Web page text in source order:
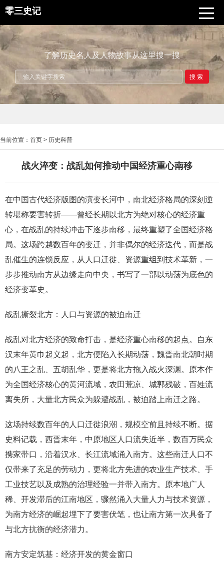
零三史记
了解历史名人及人物故事从这里搜一搜
搜索
当前位置： 首页 > 历史科普
战火淬变：战乱如何推动中国经济重心南移
在中国古代经济版图的演变长河中，南北经济格局的深刻逆
转堪称要害转折——曾经长期以北方为绝对核心的经济重
心，在战乱的持续冲击下逐步南移，最终重塑了全国经济格
局。这场跨越数百年的变迁，并非偶尔的经济迭代，而是战
乱催生的连锁反应，从人口迁徙、资源重组到技术革新，一
步步推动南方从边缘走向中央，书写了一部以动荡为底色的
经济变革史。
战乱撕裂北方：人口与资源的被迫南迁
战乱对北方经济的致命打击，是经济重心南移的起点。自东
汉末年黄巾起义起，北方便陷入长期动荡，魏晋南北朝时期
的八王之乱、五胡乱华，更是将北方拖入战火深渊。原本作
为全国经济核心的黄河流域，农田荒凉、城郭残破，百姓流
离失所，大量北方民众为躲避战乱，被迫踏上南迁之路。
这场持续数百年的人口迁徙浪潮，规模空前且持续不断。据
史料记载，西晋末年，中原地区人口流失近半，数百万民众
携家带口，沿着汉水、长江流域涌入南方。这些南迁人口不
仅带来了充足的劳动力，更将北方先进的农业生产技术、手
工业技艺以及成熟的治理经验一并带入南方。原本地广人
稀、开发滞后的江南地区，骤然涌入大量人力与技术资源，
为南方经济的崛起埋下了要害伏笔，也让南方第一次具备了
与北方抗衡的经济潜力。
南方安定筑基：经济开发的黄金窗口